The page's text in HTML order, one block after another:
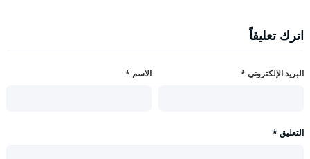
اترك تعليقاً
الاسم * البريد الإلكتروني *
التعليق *